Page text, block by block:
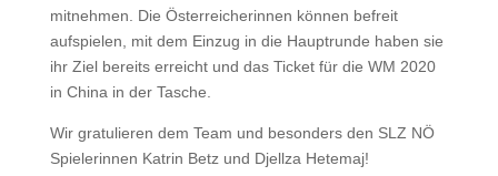
mitnehmen. Die Österreicherinnen können befreit
aufspielen, mit dem Einzug in die Hauptrunde haben sie
ihr Ziel bereits erreicht und das Ticket für die WM 2020
in China in der Tasche.
Wir gratulieren dem Team und besonders den SLZ NÖ
Spielerinnen Katrin Betz und Djellza Hetemaj!